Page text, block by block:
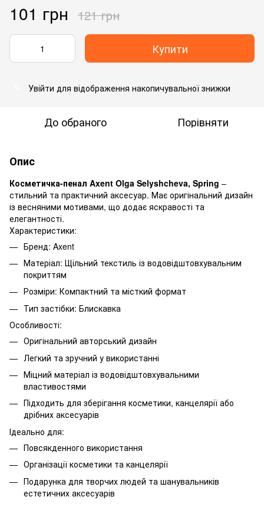
101 грн 121 грн
Купити
Увійти для відображення накопичувальної знижки
До обраного Порівняти
Опис
Косметичка-пенал Axent Olga Selyshcheva, Spring –
стильний та практичний аксесуар. Має оригінальний дизайн
із весняними мотивами, що додає яскравості та
елегантності.
Характеристики:
Бренд: Axent
Матеріал: Щільний текстиль із водовідштовхувальним
покриттям
Розміри: Компактний та місткий формат
Тип застібки: Блискавка
Особливості:
Оригінальний авторський дизайн
Легкий та зручний у використанні
Міцний матеріал із водовідштовхувальними
властивостями
Підходить для зберігання косметики, канцелярії або
дрібних аксесуарів
Ідеально для:
Повсякденного використання
Організації косметики та канцелярії
Подарунка для творчих людей та шанувальників
естетичних аксесуарів